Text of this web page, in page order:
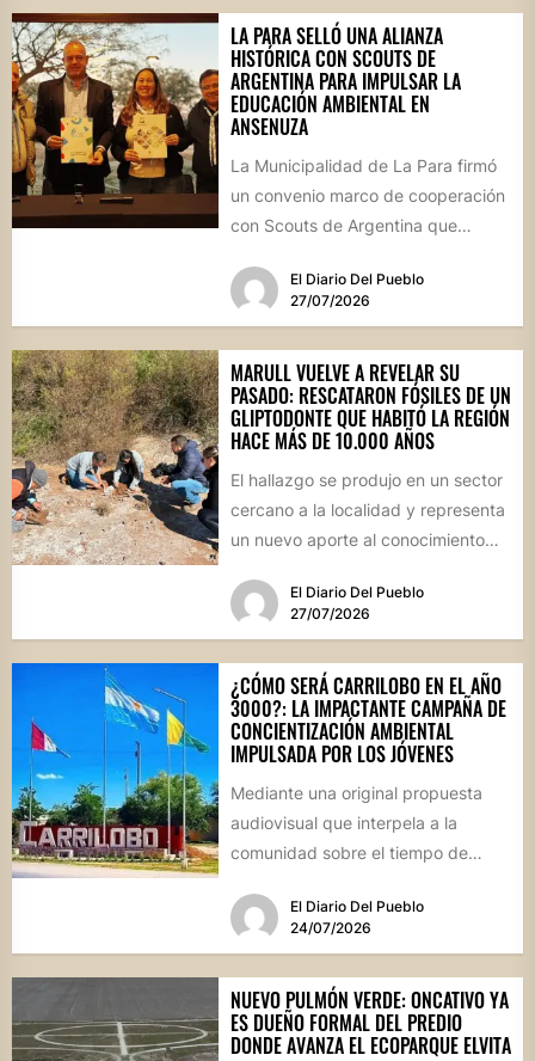
LA PARA SELLÓ UNA ALIANZA
HISTÓRICA CON SCOUTS DE
ARGENTINA PARA IMPULSAR LA
EDUCACIÓN AMBIENTAL EN
ANSENUZA
La Municipalidad de La Para firmó
un convenio marco de cooperación
con Scouts de Argentina que
educativas,...El Diario Del Pueblo
27/07/2026
MARULL VUELVE A REVELAR SU
PASADO: RESCATARON FÓSILES DE UN
GLIPTODONTE QUE HABITÓ LA REGIÓN
HACE MÁS DE 10.000 AÑOS
El hallazgo se produjo en un sector
cercano a la localidad y representa
un nuevo aporte al conocimiento
El Diario Del Pueblo
27/07/2026
¿CÓMO SERÁ CARRILOBO EN EL AÑO
3000?: LA IMPACTANTE CAMPAÑA DE
CONCIENTIZACIÓN AMBIENTAL
IMPULSADA POR LOS JÓVENES
Mediante una original propuesta
audiovisual que interpela a la
comunidad sobre el tiempo de
Consejo...El Diario Del Pueblo
24/07/2026
NUEVO PULMÓN VERDE: ONCATIVO YA
ES DUEÑO FORMAL DEL PREDIO
DONDE AVANZA EL ECOPARQUE ELVITA